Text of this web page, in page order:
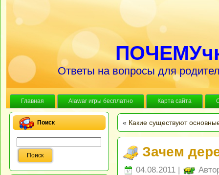
Ответы на вопросы для
Главная Alawar игры бесплатно Карта сайта
Поиск « Какие существуют
Зачем
04.08.2011 |